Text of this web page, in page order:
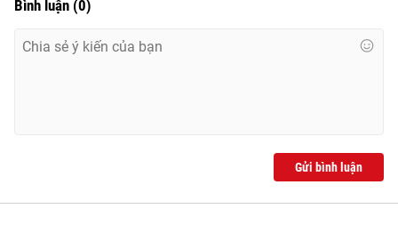
Ðiện thoại Thời báo VTV:
toasoan@vtv.vn
Bình luận (0)
Gửi bình luận